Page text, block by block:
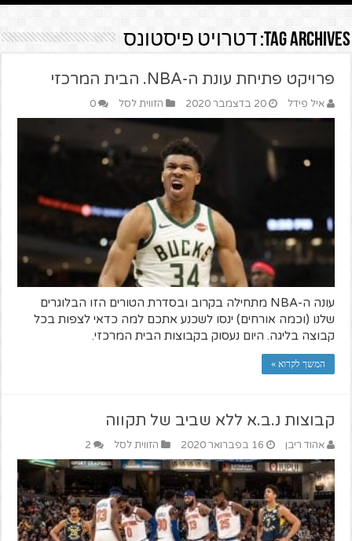
Tag Archives: דטרויט פיסטונס
פרויקט פתיחת עונת ה-NBA. הבית המרכזי
איל פידל 20 בדצמבר 2020 הזווית לסל 0
עונה ה-NBA מתחילה בקרוב ובסדרת הטורים הזו הבלוגרים
שלנו (וכמה אורחים) ינסו לשכנע אתכם למה כדאי לצפות בכל
קבוצה בליגה. היום נעסוק בקבוצות הבית המרכזי.
המשך לקרוא »
קבוצות נ.ב.א ללא שביב של תקווה
אהוד ריבן 16 בפברואר 2020 הזווית לסל 2